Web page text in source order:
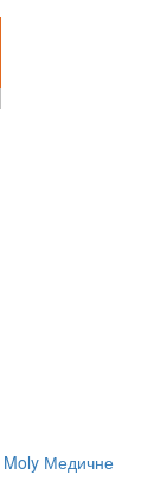
Moly Медичне